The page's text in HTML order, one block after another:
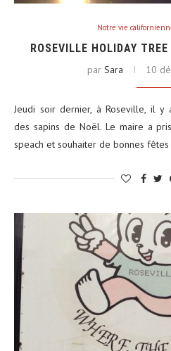
Notre vie
ROSEVILLE HOLIDAY
par Sara 10
Jeudi soir dernier, à Roseville, il y
des sapins de Noël. Le maire a
speach et souhaiter de bonnes